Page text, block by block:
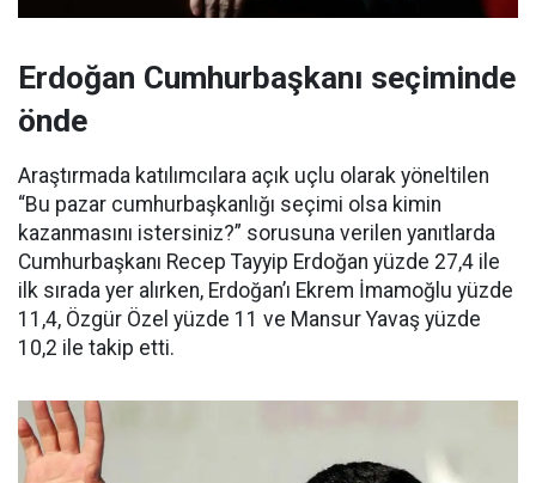
Erdoğan Cumhurbaşkanı seçiminde
önde
Araştırmada katılımcılara açık uçlu olarak yöneltilen
“Bu pazar cumhurbaşkanlığı seçimi olsa kimin
kazanmasını istersiniz?” sorusuna verilen yanıtlarda
Cumhurbaşkanı Recep Tayyip Erdoğan yüzde 27,4 ile
ilk sırada yer alırken, Erdoğan’ı Ekrem İmamoğlu yüzde
11,4, Özgür Özel yüzde 11 ve Mansur Yavaş yüzde
10,2 ile takip etti.